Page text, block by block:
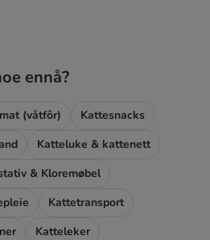
ennå?
(våtfôr)
Kattesnacks
Katteluke & kattenett
& Kloremøbel
Kattetransport
Katteleker